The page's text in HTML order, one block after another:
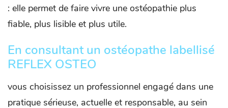
: elle permet de faire vivre une ostéopathie plus
fiable, plus lisible et plus utile.
En consultant un ostéopathe labellisé
REFLEX OSTEO
vous choisissez un professionnel engagé dans une
pratique sérieuse, actuelle et responsable, au sein